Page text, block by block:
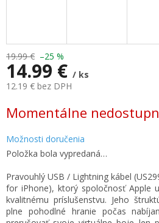
19.99 € –25 %
14.99 € / ks
12.19 € bez DPH
cena:
Momentálne
Možnosti doručenia
Položka bola vypredaná…
Pravouhlý USB / Lightning kábel
for iPhone), ktorý spoločnosť Apple
kvalitnému príslušenstvu. Jeho
plne pohodlné hranie počas